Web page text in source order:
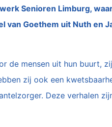
Senioren Limburg,
van Goethem uit Nuth en
de mensen uit hun buurt,
zij ook een
Deze verhalen